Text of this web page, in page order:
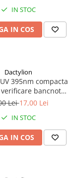
IN STOC
IN COS
Dactylion
395nm compacta
bancnote,
antialunecare,
negru
Lei17,00 Lei
IN STOC
IN COS